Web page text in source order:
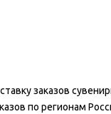
заказов
по регионам